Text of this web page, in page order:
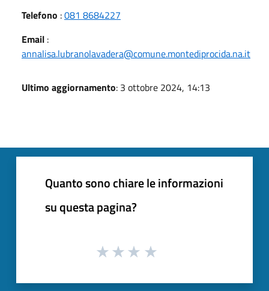
Telefono :081 8684227
Email :
annalisa.lubranolavadera@comune.montediprocida.na.it
Ultimo aggiornamento: 3 ottobre 2024, 14:13
Quanto sono chiare le informazioni
su questa pagina?